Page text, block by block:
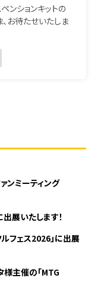
ンションキットの
お待たせいたしま
ィング
展いたします！
フェス2026」に出展
様主催の「MTG